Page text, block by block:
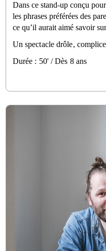
Dans ce stand-up conçu
les phrases préférées des
ce qu’il aurait aimé savoir
Un spectacle drôle,
Durée : 50' / Dès 8 ans